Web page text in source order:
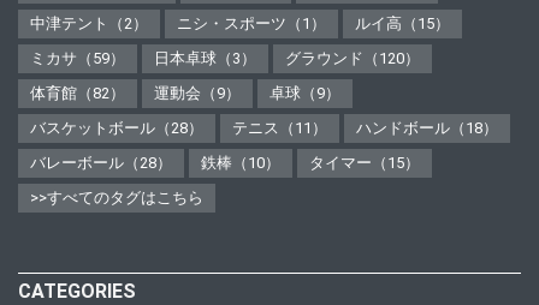
中津テント（2）
ニシ・スポーツ（1）
ルイ高（15）
ミカサ（59）
日本卓球（3）
グラウンド（120）
体育館（82）
運動会（9）
卓球（9）
バスケットボール（28）
テニス（11）
ハンドボール（18）
バレーボール（28）
鉄棒（10）
タイマー（15）
>>すべてのタグはこちら
CATEGORIES